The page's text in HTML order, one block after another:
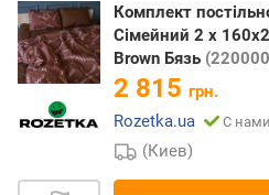
Комплект
Сімейний 2 x
Brown Бязь
2 815 грн.
Rozetka.ua
С
(Киев)